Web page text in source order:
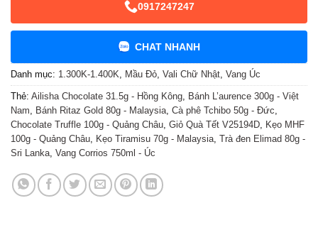
0917247247
CHAT NHANH
Danh mục: 1.300K-1.400K, Mầu Đỏ, Vali Chữ Nhật, Vang Úc
Thẻ: Ailisha Chocolate 31.5g - Hồng Kông, Bánh L’aurence 300g - Việt
Nam, Bánh Ritaz Gold 80g - Malaysia, Cà phê Tchibo 50g - Đức,
Chocolate Truffle 100g - Quảng Châu, Giỏ Quà Tết V25194D, Kẹo MHF
100g - Quảng Châu, Kẹo Tiramisu 70g - Malaysia, Trà đen Elimad 80g -
Sri Lanka, Vang Corrios 750ml - Úc